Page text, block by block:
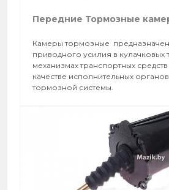
Передние Тормозные
Камеры тормозные
приводного усилия в кулачковых
механизмах транспортных
качестве исполнительных
тормозной системы.